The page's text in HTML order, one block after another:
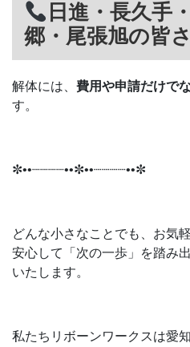
日進・長久手
郷・尾張旭の皆
解体には、 費用や申請だけで
す。
✼••┈┈┈┈••✼••┈┈┈┈••✼
どんな小さなことでも、お気
安心して「次の一歩」を踏み
いたします。
私たちリボーンワークスは愛